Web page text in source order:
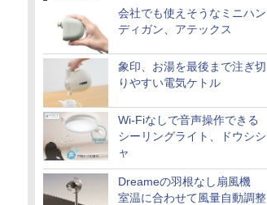
会社でも使えそうなミニハン
ディガン、アテックス
象印、お湯を最後まで注ぎ切
りやすい電気ケトル
Wi-Fiなしで音声操作できる
シーリングライト、ドウシシ
ャ
Dreameの羽根なし扇風機
室温に合わせて風量自動調整